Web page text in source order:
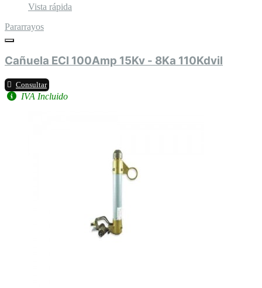
Vista rápida
Pararrayos
Cañuela ECI 100Amp 15Kv - 8Ka 110Kdvil
Consultar
IVA Incluido